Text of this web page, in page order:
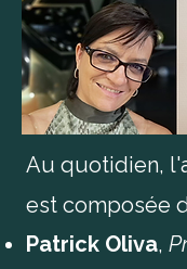
Au quotidien,
est composée
Patrick Oliva,